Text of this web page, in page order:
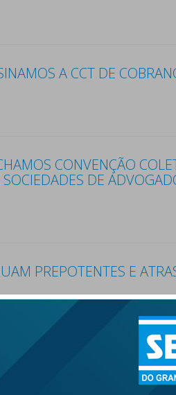
A CCT DE
CONVENÇÃO
DE
PREPOTENTES E
SELEMAT e SINAC atrapalham as